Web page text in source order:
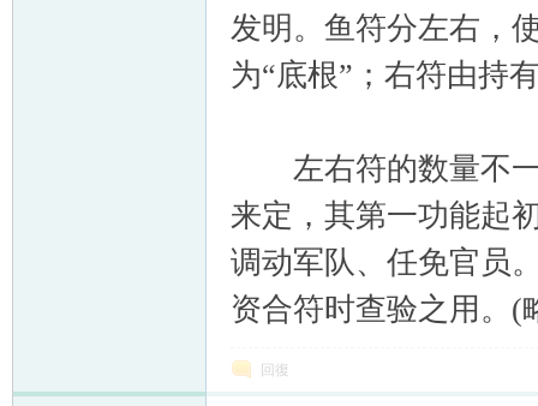
发明。鱼符分左右，
为“底根”；右符由持
左右符的数量不一
来定，其第一功能起
调动军队、任免官员
资合符时查验之用。(
回復